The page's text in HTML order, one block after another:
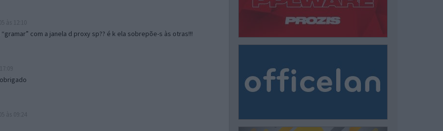
com a janela d proxy sp?? é k ela sobrepõe-s às otras!!!